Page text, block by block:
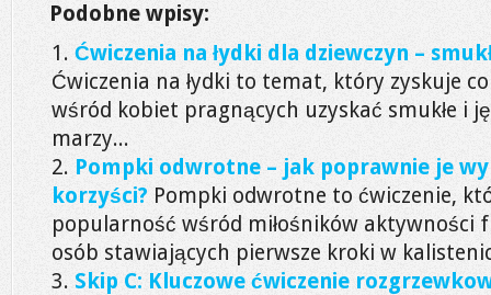
Podobne wpisy:
Ćwiczenia na łydki dla dziewczyn –
Ćwiczenia na łydki to temat, który zyskuje
wśród kobiet pragnących uzyskać smukłe i
marzy...
Pompki odwrotne – jak poprawnie je
korzyści? Pompki odwrotne to ćwiczenie,
popularność wśród miłośników aktywności
osób stawiających pierwsze kroki w
Skip C: Kluczowe ćwiczenie